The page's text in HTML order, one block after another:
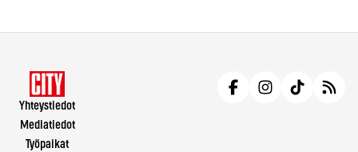
Yhteystiedot
Mediatiedot
Työpaikat